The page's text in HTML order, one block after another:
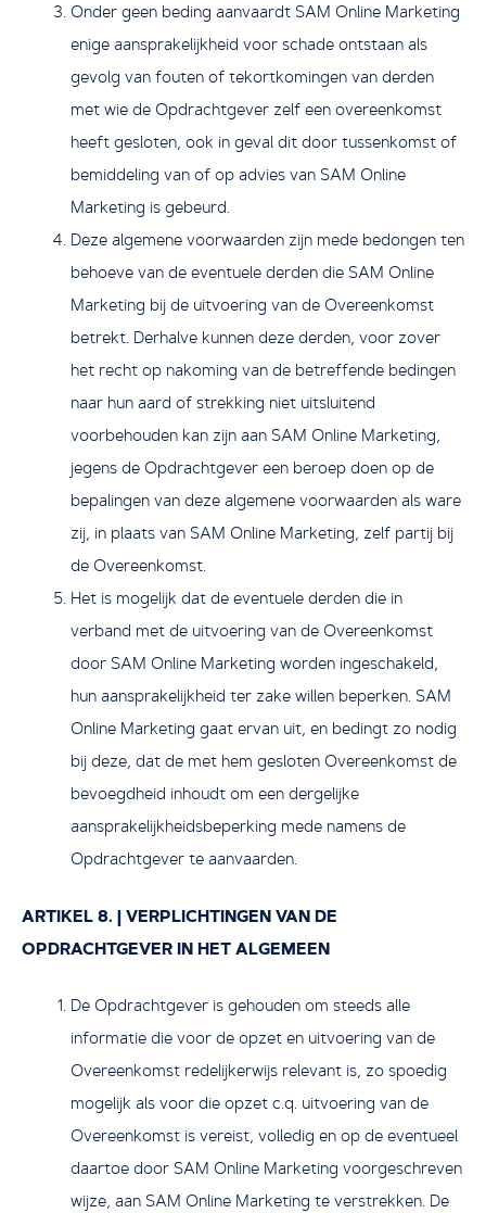
Onder geen beding aanvaardt SAM Online Marketing
enige aansprakelijkheid voor schade ontstaan als
gevolg van fouten of tekortkomingen van derden
met wie de Opdrachtgever zelf een overeenkomst
heeft gesloten, ook in geval dit door tussenkomst of
bemiddeling van of op advies van SAM Online
Marketing is gebeurd.
Deze algemene voorwaarden zijn mede bedongen ten
behoeve van de eventuele derden die SAM Online
Marketing bij de uitvoering van de Overeenkomst
betrekt. Derhalve kunnen deze derden, voor zover
het recht op nakoming van de betreffende bedingen
naar hun aard of strekking niet uitsluitend
voorbehouden kan zijn aan SAM Online Marketing,
jegens de Opdrachtgever een beroep doen op de
bepalingen van deze algemene voorwaarden als ware
zij, in plaats van SAM Online Marketing, zelf partij bij
de Overeenkomst.
Het is mogelijk dat de eventuele derden die in
verband met de uitvoering van de Overeenkomst
door SAM Online Marketing worden ingeschakeld,
hun aansprakelijkheid ter zake willen beperken. SAM
Online Marketing gaat ervan uit, en bedingt zo nodig
bij deze, dat de met hem gesloten Overeenkomst de
bevoegdheid inhoudt om een dergelijke
aansprakelijkheidsbeperking mede namens de
Opdrachtgever te aanvaarden.
ARTIKEL 8. | VERPLICHTINGEN VAN DE
OPDRACHTGEVER IN HET ALGEMEEN
De Opdrachtgever is gehouden om steeds alle
informatie die voor de opzet en uitvoering van de
Overeenkomst redelijkerwijs relevant is, zo spoedig
mogelijk als voor die opzet c.q. uitvoering van de
Overeenkomst is vereist, volledig en op de eventueel
daartoe door SAM Online Marketing voorgeschreven
wijze, aan SAM Online Marketing te verstrekken. De